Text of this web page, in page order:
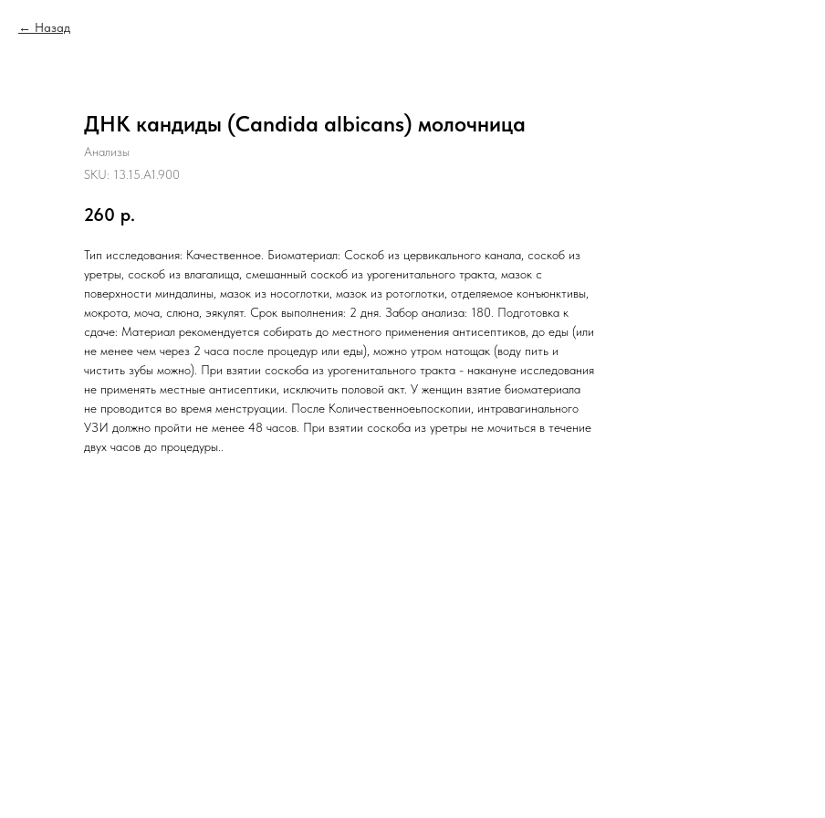
Назад
ДНК кандиды (Candida albicans) молочница
Анализы
SKU: 13.15.A1.900
260 р.
Тип исследования: Качественное. Биоматериал: Соскоб из цервикального канала, соскоб из
уретры, соскоб из влагалища, смешанный соскоб из урогенитального тракта, мазок с
поверхности миндалины, мазок из носоглотки, мазок из ротоглотки, отделяемое конъюнктивы,
мокрота, моча, слюна, эякулят. Срок выполнения: 2 дня. Забор анализа: 180. Подготовка к
сдаче: Материал рекомендуется собирать до местного применения антисептиков, до еды (или
не менее чем через 2 часа после процедур или еды), можно утром натощак (воду пить и
чистить зубы можно). При взятии соскоба из урогенитального тракта - накануне исследования
не применять местные антисептики, исключить половой акт. У женщин взятие биоматериала
не проводится во время менструации. После Количественноеьпоскопии, интравагинального
УЗИ должно пройти не менее 48 часов. При взятии соскоба из уретры не мочиться в течение
двух часов до процедуры..